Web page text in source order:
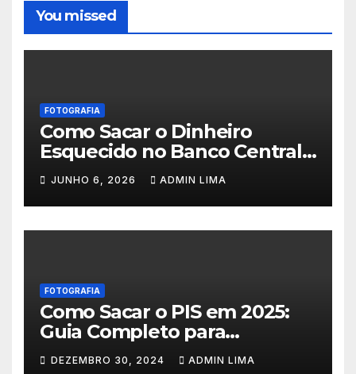
You missed
FOTOGRAFIA
Como Sacar o Dinheiro
Esquecido no Banco Central:
Passo a Passo do SVR
JUNHO 6, 2026 ADMIN LIMA
FOTOGRAFIA
Como Sacar o PIS em 2025:
Guia Completo para
Trabalhadores
DEZEMBRO 30, 2024 ADMIN LIMA